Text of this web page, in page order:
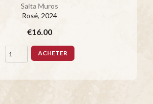
Salta Muros
Rosé, 2024
€16.00
ACHETER